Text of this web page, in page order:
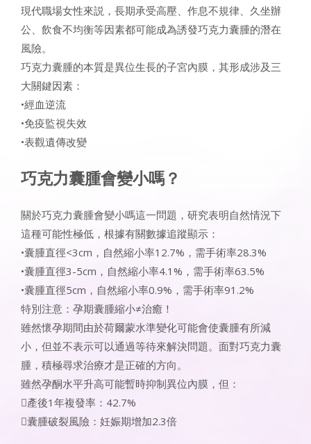
現代職場女性來説，長期承受高壓、作息不規律、久坐辦
公、飲食不均衡等因素都可能成為誘發巧克力囊腫的潛在
風險。
巧克力囊腫的本質是異位生長的子宮內膜，其形成涉及三
大關鍵因素：
•經血逆流
•免疫監視失效
•表觀遺傳改變
巧克力囊腫會變小嗎？
關於巧克力囊腫會變小嗎這一問題，研究表明自然情況下
這種可能性極低，根據有關數據追蹤顯示：
•囊腫直徑<3cm，自然縮小率12.7%，需手術率28.3%
•囊腫直徑3-5cm，自然縮小率4.1%，需手術率63.5%
•囊腫直徑5cm，自然縮小率0.9%，需手術率91.2%
特別注意：孕期囊腫縮小≠治癒！
雖然懷孕期間由於荷爾蒙水準變化可能會使囊腫有所減
小，但並不表示可以通過等待來解決問題。面對巧克力囊
腫，積極尋求治療才是正確的方向。
雖然孕酮水平升高可能暫時抑制異位內膜，但：
產後1年複發率：42.7%
囊腫破裂風險：妊娠期增加2.3倍